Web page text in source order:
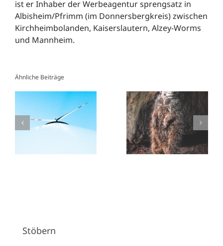
ist er Inhaber der Werbeagentur sprengsatz in
Albisheim/Pfrimm (im Donnersbergkreis) zwischen
Kirchheimbolanden, Kaiserslautern, Alzey-Worms
und Mannheim.
Ähnliche Beiträge
Stöbern